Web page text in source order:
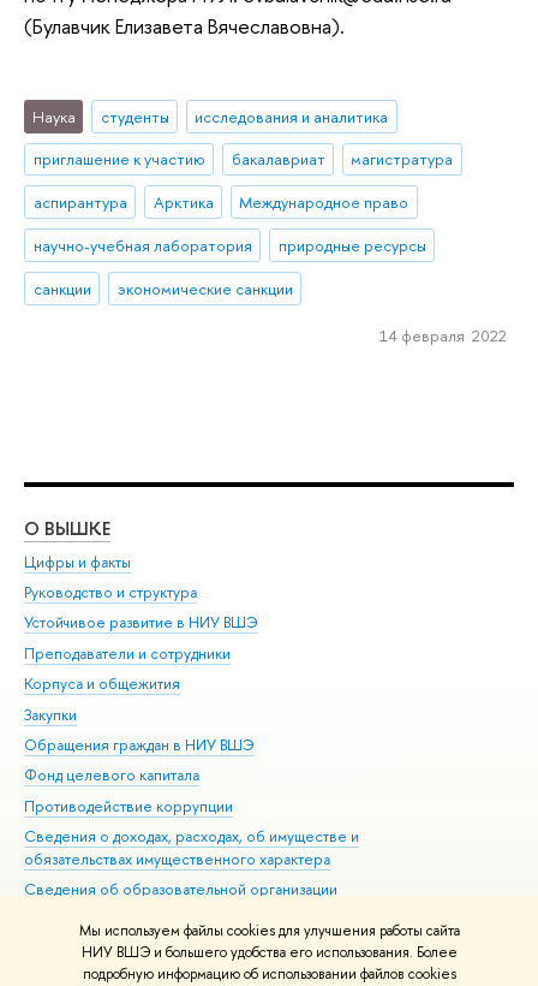
Мы используем файлы cookies для улучшения работы сайта
НИУ ВШЭ и большего удобства его использования. Более
подробную информацию об использовании файлов cookies
(Булавчик Елизавета Вячеславовна).
Наука студенты
исследования и аналитика
приглашение к участию
бакалавриат
магистратура
аспирантура
Арктика
Международное право
научно-учебная лаборатория
природные ресурсы
санкции
экономические санкции
14 февраля 2022
О ВЫШКЕ
Цифры и факты
Руководство и структура
Устойчивое развитие в НИУ ВШЭ
Преподаватели и сотрудники
Корпуса и общежития
Закупки
Обращения граждан в НИУ ВШЭ
Фонд целевого капитала
Противодействие коррупции
Сведения о доходах, расходах, об имуществе и
обязательствах имущественного характера
Сведения об образовательной организации
Людям с ограниченными возможностями здоровья
Единая платежная страница
Работа в Вышке